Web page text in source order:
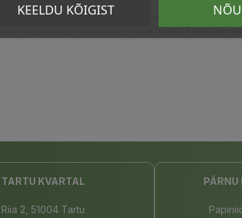
6 tilka eeterlikku õli. Aroomilambile lisa 3-5
ja kuumusest. Hoida lastele
TARTU KVARTAL
Riia 2, 51004 Tartu
KEELDU KÕIGIST